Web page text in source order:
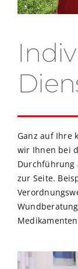
Ganz auf Ihre
wir Ihnen bei
Durchführung
zur Seite.